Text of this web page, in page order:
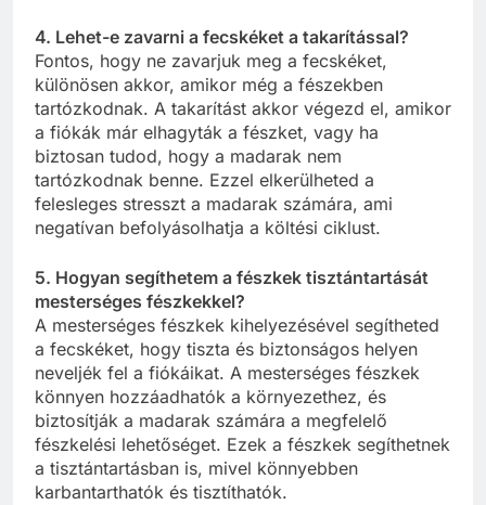
4. Lehet-e zavarni a fecskéket a takarítással?
Fontos, hogy ne zavarjuk meg a fecskéket,
különösen akkor, amikor még a fészekben
tartózkodnak. A takarítást akkor végezd el, amikor
a fiókák már elhagyták a fészket, vagy ha
biztosan tudod, hogy a madarak nem
tartózkodnak benne. Ezzel elkerülheted a
felesleges stresszt a madarak számára, ami
negatívan befolyásolhatja a költési ciklust.
5. Hogyan segíthetem a fészkek tisztántartását
mesterséges fészkekkel?
A mesterséges fészkek kihelyezésével segítheted
a fecskéket, hogy tiszta és biztonságos helyen
neveljék fel a fiókáikat. A mesterséges fészkek
könnyen hozzáadhatók a környezethez, és
biztosítják a madarak számára a megfelelő
fészkelési lehetőséget. Ezek a fészkek segíthetnek
a tisztántartásban is, mivel könnyebben
karbantarthatók és tisztíthatók.